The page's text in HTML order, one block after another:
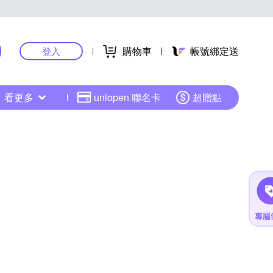
登入 購物車 帳號綁定送
看更多 uniopen 聯名卡 超贈點